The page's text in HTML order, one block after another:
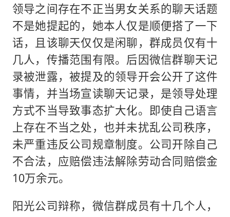
领导之间存在不正当男女关系的聊天话题
不是她提起的，她本人仅是顺便搭了一下
话，且该聊天仅仅是闲聊，群成员仅有十
几人，传播范围有限。后因微信群聊天记
录被泄露，被提及的领导开会公开了这件
事情，并当场宣读聊天记录，是领导处理
方式不当导致事态扩大化。即使自己语言
上存在不当之处，也并未扰乱公司秩序，
未严重违反公司规章制度。公司开除自己
不合法，应赔偿违法解除劳动合同赔偿金
10万余元。
阳光公司辩称，微信群成员有十几个人，